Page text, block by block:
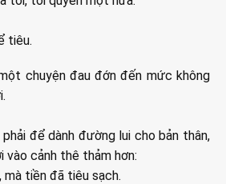
tiêu.
chuyện đau đớn đến mức không
để dành đường lui cho bản thân,
vào cảnh thê thảm hơn:
tiền đã tiêu sạch.